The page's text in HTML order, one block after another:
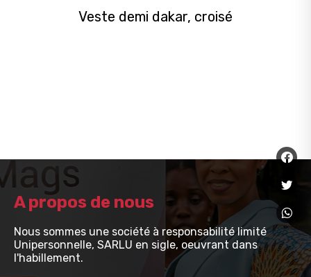
Veste demi dakar, croisé
A propos de nous
Nous sommes une société à responsabilité limité
Unipersonnelle, SARLU en sigle, oeuvrant dans
l'habillement.